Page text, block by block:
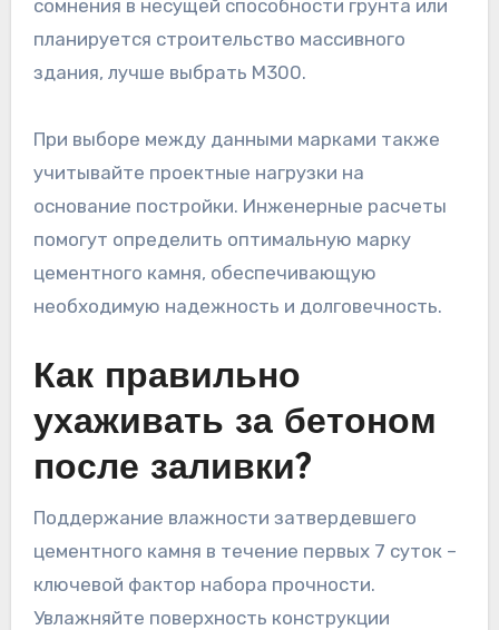
сомнения в несущей способности грунта или
планируется строительство массивного
здания, лучше выбрать М300.
При выборе между данными марками также
учитывайте проектные нагрузки на
основание постройки. Инженерные расчеты
помогут определить оптимальную марку
цементного камня, обеспечивающую
необходимую надежность и долговечность.
Как правильно
ухаживать за бетоном
после заливки?
Поддержание влажности затвердевшего
цементного камня в течение первых 7 суток –
ключевой фактор набора прочности.
Увлажняйте поверхность конструкции